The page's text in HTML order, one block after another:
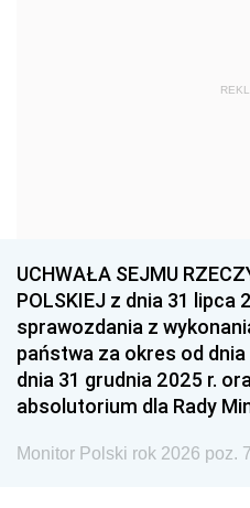
1959
1939 1938
1936 1930
UCHWAŁA SEJMU
POLSKIEJ z dnia 31 lipca
sprawozdania z
państwa za okres od
dnia 31 grudnia 2025 r.
absolutorium dla Rady
Monitor Polski rok 2026 poz.